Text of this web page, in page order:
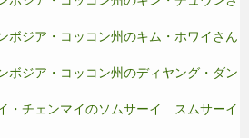
ボジア・コッコン州のキム・ホワイさん
ボジア・コッコン州のディヤング・ダン
・チェンマイのソムサーイ スムサーイ